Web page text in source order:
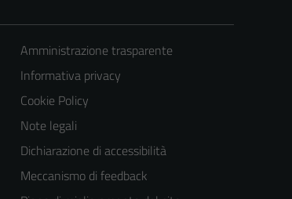
Amministrazione trasparente
Informativa privacy
Cookie Policy
Note legali
Dichiarazione di accessibilità
Meccanismo di feedback